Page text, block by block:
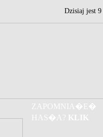
Dzisiaj jest 9
ZAPOMNIA�E�
HAS�A? KLIK